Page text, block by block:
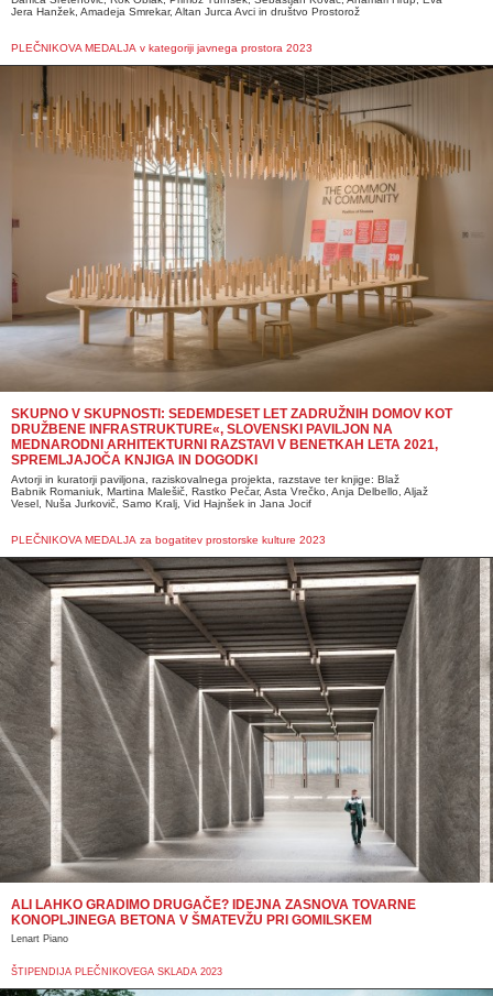
Jera Hanžek, Amadeja Smrekar, Altan Jurca Avci in društvo Prostorož
PLEČNIKOVA MEDALJA v kategoriji javnega prostora 2023
SKUPNO V SKUPNOSTI: SEDEMDESET LET ZADRUŽNIH DOMOV KOT
DRUŽBENE INFRASTRUKTURE«, SLOVENSKI PAVILJON NA
MEDNARODNI ARHITEKTURNI RAZSTAVI V BENETKAH LETA 2021,
SPREMLJAJOČA KNJIGA IN DOGODKI
Avtorji in kuratorji paviljona, raziskovalnega projekta, razstave ter knjige: Blaž
Babnik Romaniuk, Martina Malešič, Rastko Pečar, Asta Vrečko, Anja Delbello, Aljaž
Vesel, Nuša Jurkovič, Samo Kralj, Vid Hajnšek in Jana Jocif
PLEČNIKOVA MEDALJA za bogatitev prostorske kulture 2023
ALI LAHKO GRADIMO DRUGAČE? IDEJNA ZASNOVA TOVARNE
KONOPLJINEGA BETONA V ŠMATEVŽU PRI GOMILSKEM
Lenart Piano
ŠTIPENDIJA PLEČNIKOVEGA SKLADA 2023